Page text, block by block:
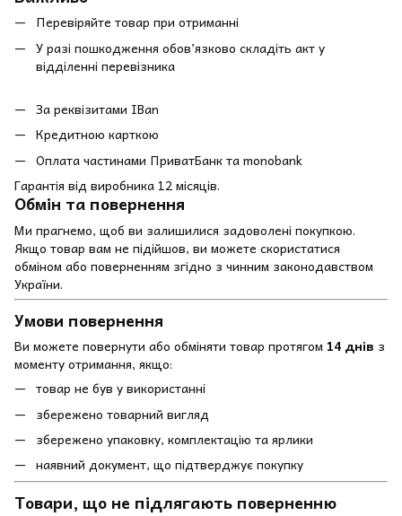
Перевіряйте товар при отриманні
У разі пошкодження обов’язково складіть акт у
відділенні перевізника
За реквізитами IBan
Кредитною карткою
Оплата частинами ПриватБанк та monobank
Гарантія від виробника 12 місяців.
Обмін та повернення
Ми прагнемо, щоб ви залишилися задоволені покупкою.
Якщо товар вам не підійшов, ви можете скористатися
обміном або поверненням згідно з чинним законодавством
України.
Умови повернення
Ви можете повернути або обміняти товар протягом 14 днів з
моменту отримання, якщо:
товар не був у використанні
збережено товарний вигляд
збережено упаковку, комплектацію та ярлики
наявний документ, що підтверджує покупку
Товари, що не підлягають поверненню